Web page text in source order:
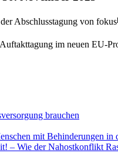
Abschlusstagung von fokus
im neuen EU-
brauchen
mit Behinderungen in
Wie der Nahostkonflikt